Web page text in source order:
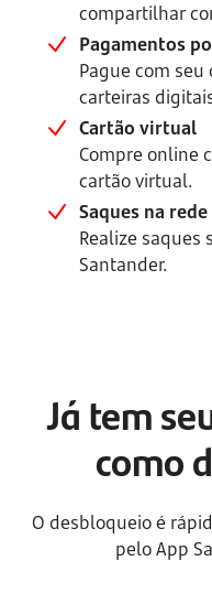
compartilhar
Pagamentos
Pague com
carteiras
Cartão virtual
Compre online
cartão virtual.
Saques na
Realize saques
Santander.
Já tem
como
O desbloqueio é
pelo App